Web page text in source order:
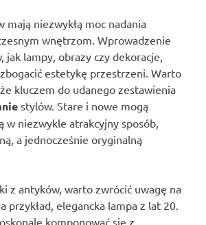
mają niezwykłą moc nadania
wnętrzom. Wprowadzenie
jak lampy, obrazy czy dekoracje,
estetykę przestrzeni. Warto
kluczem do udanego zestawienia
stylów. Stare i nowe mogą
w niezwykle atrakcyjny sposób,
a jednocześnie oryginalną
z antyków, warto zwrócić uwagę na
przykład, elegancka lampa z lat 20.
komponować się z